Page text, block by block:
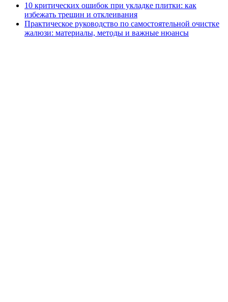
10 критических ошибок при укладке плитки: как
избежать трещин и отклеивания
Практическое руководство по самостоятельной очистке
жалюзи: материалы, методы и важные нюансы